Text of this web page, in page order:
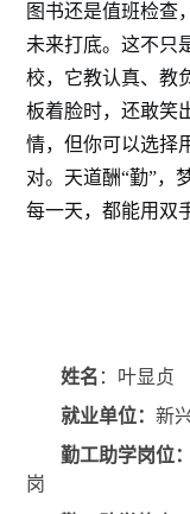
图书还是值班检查
未来打底。这不只
校，它教认真、教
板着脸时，还敢笑
情，但你可以选择
对。天道酬“勤”，
每一天，都能用双
姓名 ： 叶显贞
就业单位：新
勤工助学岗位
岗